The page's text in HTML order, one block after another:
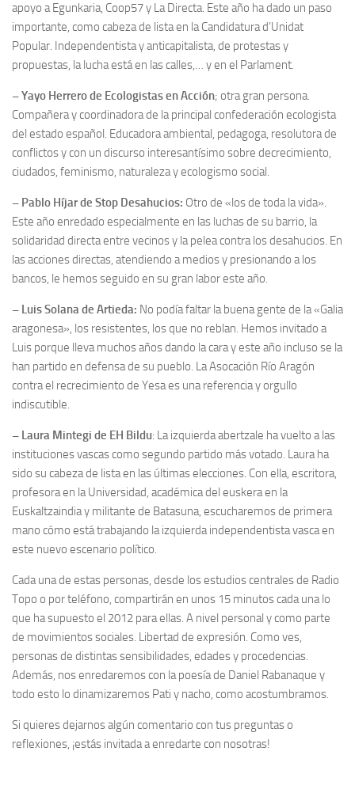
apoyo a Egunkaria, Coop57 y La Directa. Este año ha dado un paso
importante, como cabeza de lista en la Candidatura d’Unidat
Popular. Independentista y anticapitalista, de protestas y
propuestas, la lucha está en las calles,… y en el Parlament.
– Yayo Herrero de Ecologistas en Acción; otra gran persona.
Compañera y coordinadora de la principal confederación ecologista
del estado español. Educadora ambiental, pedagoga, resolutora de
conflictos y con un discurso interesantísimo sobre decrecimiento,
ciudados, feminismo, naturaleza y ecologismo social.
– Pablo Híjar de Stop Desahucios: Otro de «los de toda la vida».
Este año enredado especialmente en las luchas de su barrio, la
solidaridad directa entre vecinos y la pelea contra los desahucios. En
las acciones directas, atendiendo a medios y presionando a los
bancos, le hemos seguido en su gran labor este año.
– Luis Solana de Artieda: No podía faltar la buena gente de la «Galia
aragonesa», los resistentes, los que no reblan. Hemos invitado a
Luis porque lleva muchos años dando la cara y este año incluso se la
han partido en defensa de su pueblo. La Asocación Río Aragón
contra el recrecimiento de Yesa es una referencia y orgullo
indiscutible.
– Laura Mintegi de EH Bildu: La izquierda abertzale ha vuelto a las
instituciones vascas como segundo partido más votado. Laura ha
sido su cabeza de lista en las últimas elecciones. Con ella, escritora,
profesora en la Universidad, académica del euskera en la
Euskaltzaindia y militante de Batasuna, escucharemos de primera
mano cómo está trabajando la izquierda independentista vasca en
este nuevo escenario político.
Cada una de estas personas, desde los estudios centrales de Radio
Topo o por teléfono, compartirán en unos 15 minutos cada una lo
que ha supuesto el 2012 para ellas. A nivel personal y como parte
de movimientos sociales. Libertad de expresión. Como ves,
personas de distintas sensibilidades, edades y procedencias.
Además, nos enredaremos con la poesía de Daniel Rabanaque y
todo esto lo dinamizaremos Pati y nacho, como acostumbramos.
Si quieres dejarnos algún comentario con tus preguntas o
reflexiones, ¡estás invitada a enredarte con nosotras!